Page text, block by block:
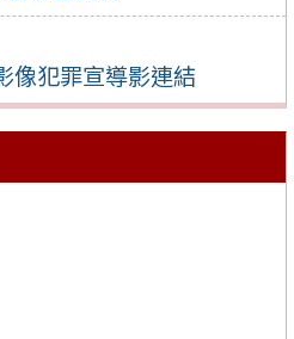
像犯罪宣導影連結